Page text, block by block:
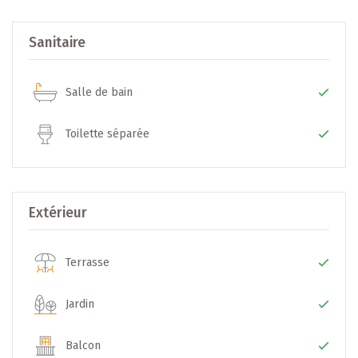
* Entrée
* WC séparé
* Salle de douche 1
* Chambre à coucher 2
* Garage
* Cuve mazout
* Local technique
1er étage :
* Palier
* Chambre à coucher 4
* Chambre à coucher 5
Sanitaire
Salle de bain
Toilette séparée
Extérieur
Terrasse
Jardin
Balcon